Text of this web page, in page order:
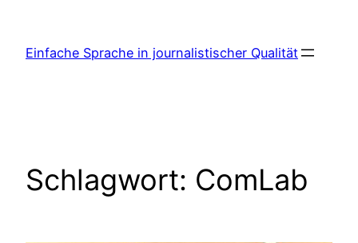
springen
Einfache Sprache in journalistischer Qualität
Schlagwort: ComLab